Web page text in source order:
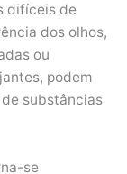
difíceis de
dos olhos,
ou
podem
substâncias
se